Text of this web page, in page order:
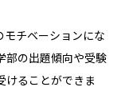
チベーションにな
部の出題傾向や受験
けることができま